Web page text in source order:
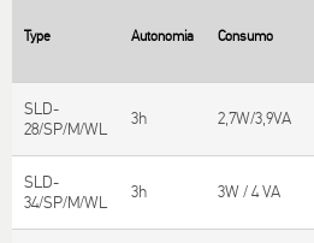
Type Autonomia Consumo
SLD-
28/SP/M/WL
3h 2,7W/3,9VA
SLD-
34/SP/M/WL
3h 3W / 4 VA